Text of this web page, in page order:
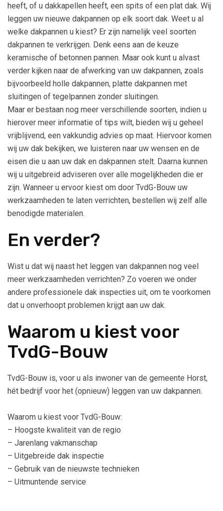
heeft, of u dakkapellen heeft, een spits of een plat dak. Wij
leggen uw nieuwe dakpannen op elk soort dak. Weet u al
welke dakpannen u kiest? Er zijn namelijk veel soorten
dakpannen te verkrijgen. Denk eens aan de keuze
keramische of betonnen pannen. Maar ook kunt u alvast
verder kijken naar de afwerking van uw dakpannen, zoals
bijvoorbeeld holle dakpannen, platte dakpannen met
sluitingen of tegelpannen zonder sluitingen.
Maar er bestaan nog meer verschillende soorten, indien u
hierover meer informatie of tips wilt, bieden wij u geheel
vrijblijvend, een vakkundig advies op maat. Hiervoor komen
wij uw dak bekijken, we luisteren naar uw wensen en de
eisen die u aan uw dak en dakpannen stelt. Daarna kunnen
wij u uitgebreid adviseren over alle mogelijkheden die er
zijn. Wanneer u ervoor kiest om door TvdG-Bouw uw
werkzaamheden te laten verrichten, bestellen wij zelf alle
benodigde materialen.
En verder?
Wist u dat wij naast het leggen van dakpannen nog veel
meer werkzaamheden verrichten? Zo voeren we onder
andere professionele dak inspecties uit, om te voorkomen
dat u onverhoopt problemen krijgt aan uw dak.
Waarom u kiest voor
TvdG-Bouw
TvdG-Bouw is, voor u als inwoner van de gemeente Horst,
hét bedrijf voor het (opnieuw) leggen van uw dakpannen.
Waarom u kiest voor TvdG-Bouw:
– Hoogste kwaliteit van de regio
– Jarenlang vakmanschap
– Uitgebreide dak inspectie
– Gebruik van de nieuwste technieken
– Uitmuntende service